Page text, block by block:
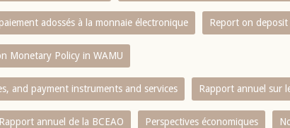
adossés à la monnaie électronique Report on
Monetary Policy in WAMU
and payment instruments and services Rapport annuel sur
Rapport annuel de la BCEAO Perspectives économiques